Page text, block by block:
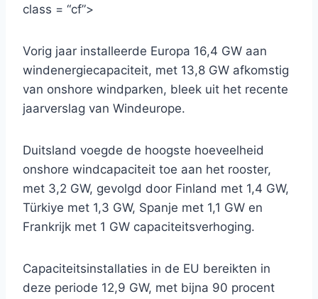
class = “cf”>
Vorig jaar installeerde Europa 16,4 GW aan
windenergiecapaciteit, met 13,8 GW afkomstig
van onshore windparken, bleek uit het recente
jaarverslag van Windeurope.
Duitsland voegde de hoogste hoeveelheid
onshore windcapaciteit toe aan het rooster,
met 3,2 GW, gevolgd door Finland met 1,4 GW,
Türkiye met 1,3 GW, Spanje met 1,1 GW en
Frankrijk met 1 GW capaciteitsverhoging.
Capaciteitsinstallaties in de EU bereikten in
deze periode 12,9 GW, met bijna 90 procent